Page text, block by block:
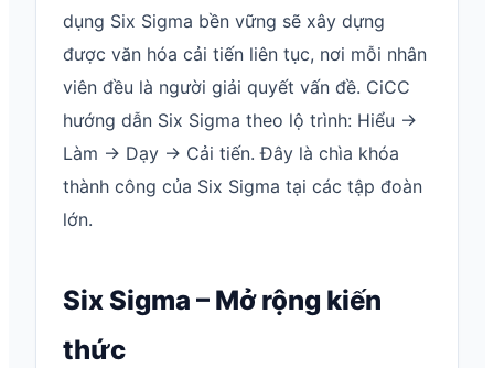
dụng Six Sigma bền vững sẽ xây dựng
được văn hóa cải tiến liên tục, nơi mỗi nhân
viên đều là người giải quyết vấn đề. CiCC
hướng dẫn Six Sigma theo lộ trình: Hiểu →
Làm → Dạy → Cải tiến. Đây là chìa khóa
thành công của Six Sigma tại các tập đoàn
lớn.
Six Sigma – Mở rộng kiến
thức